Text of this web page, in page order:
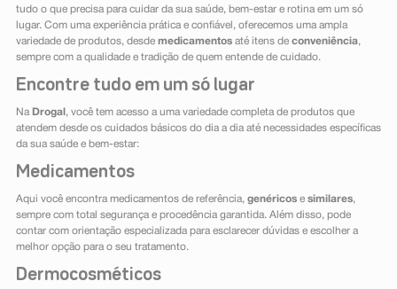
tudo o que precisa para cuidar da sua saúde, bem-estar e rotina em um só
lugar. Com uma experiência prática e confiável, oferecemos uma ampla
variedade de produtos, desde medicamentosaté itens de conveniência,
sempre com a qualidade e tradição de quem entende de cuidado.
Encontre tudo em um só lugar
Na Drogal , você tem acesso a uma variedade completa de produtos que
atendem desde os cuidados básicos do dia a dia até necessidades específicas
da sua saúde e bem-estar:
Medicamentos
Aqui você encontra medicamentos de referência, genéricose similares,
sempre com total segurança e procedência garantida. Além disso, pode
contar com orientação especializada para esclarecer dúvidas e escolher a
melhor opção para o seu tratamento.
Dermocosméticos